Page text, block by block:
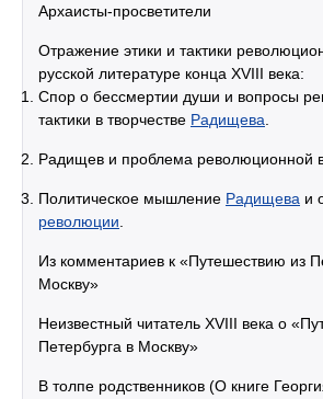
Архаисты-просветители
Отражение этики и тактики
русской литературе конца XVIII века:
Спор о бессмертии души и вопросы
тактики в творчестве Радищева
Радищев и проблема революционной
Политическое мышление Радищева и
революции
Из комментариев к «Путешествию из
Москву»
Неизвестный читатель XVIII века о
Петербурга в Москву»
В толпе родственников (О книге